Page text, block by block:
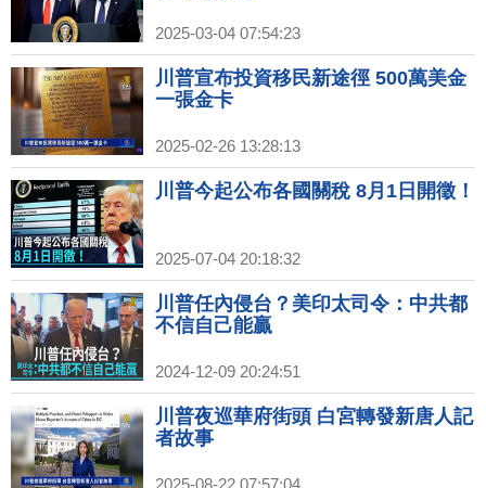
2025-03-04 07:54:23
川普宣布投資移民新途徑 500萬美金
一張金卡
2025-02-26 13:28:13
川普今起公布各國關稅 8月1日開徵！
2025-07-04 20:18:32
川普任內侵台？美印太司令：中共都
不信自己能贏
2024-12-09 20:24:51
川普夜巡華府街頭 白宮轉發新唐人記
者故事